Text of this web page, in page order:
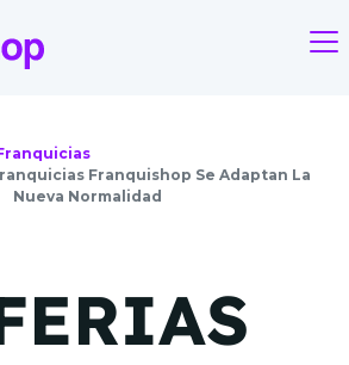
Franquishop Se Adaptan La
Nueva Normalidad